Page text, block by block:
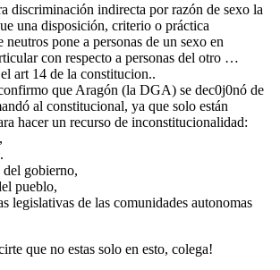
discriminación indirecta por razón de sexo la
una disposición, criterio o práctica
neutros pone a personas de un sexo en
con respecto a personas del otro …
art 14 de la constitucion..
que Aragón (la DGA) se dec0j0nó de
al constitucional, ya que solo están
hacer un recurso de inconstitucionalidad:
gobierno,
pueblo,
legislativas de las comunidades autonomas
que no estas solo en esto, colega!